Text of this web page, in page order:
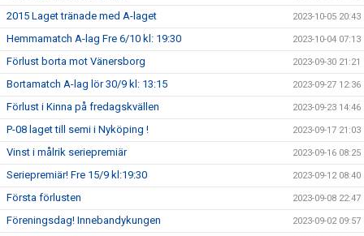
2015 Laget tränade med A-laget 2023-10-05 20:43
Hemmamatch A-lag Fre 6/10 kl: 19:30 2023-10-04 07:13
Förlust borta mot Vänersborg 2023-09-30 21:21
Bortamatch A-lag lör 30/9 kl: 13:15 2023-09-27 12:36
Förlust i Kinna på fredagskvällen 2023-09-23 14:46
P-08 laget till semi i Nyköping ! 2023-09-17 21:03
Vinst i målrik seriepremiär 2023-09-16 08:25
Seriepremiär! Fre 15/9 kl:19:30 2023-09-12 08:40
Första förlusten 2023-09-08 22:47
Föreningsdag! Innebandykungen 2023-09-02 09:57